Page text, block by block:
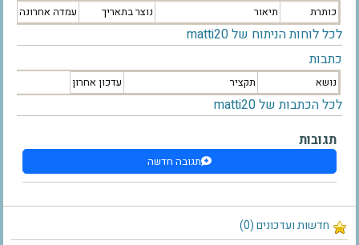
חדשות ועדכונים (0)
כותרת תיאור נוצר בתאריך עמדה אחרונה
לכל לוחות הניתוח של matti20
כתבות
נושא תקציר עדכון אחרון
לכל הכתבות של matti20
תגובות
תגובה חדשה